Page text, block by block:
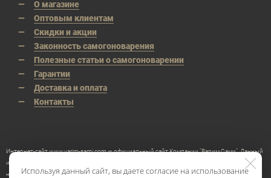
О магазине
Оптовым клиентам
Скидки и акции
Законность самогоноварения
Полезные статьи о самогоноварении
Гарантии
Доставка и оплата
Контакты
Интернет-сайт www.varim-sami.com — официальный сайт Компании "Варим Сами". Данный
интернет-сайт носит исключительно информационный характер и ни при каких условиях
не является публичной офертой, определяемой положениями Статьи 437 Гражданского
Используя данный сайт, вы даете согласие на использование